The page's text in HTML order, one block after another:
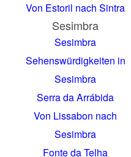
Von Estoril nach Sintra
Sesimbra
Sesimbra
Sehenswürdigkeiten in
Sesimbra
Serra da Arrábida
Von Lissabon nach
Sesimbra
Fonte da Telha